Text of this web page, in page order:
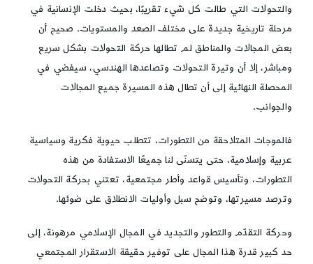
والتحولات التي طالت كل شيء تقريبًا، بحيث دخلت الإنسانية في
مرحلة تاريخية جديدة على مختلف الصعد والمستويات. صحيح أن
بعض المجالات والمناطق لم تطالها حركة التحولات بشكل سريع
ومباشر، إلا أن وتيرة التحولات وتصاعدها الهندسي، سيفضي في
المحصلة النهائية إلى أن تطال هذه المسيرة جميع المجالات
والجوانب.
فالموجات المتلاحقة من التطورات، تتطلب حيوية فكرية وسياسية
عربية وإسلامية، حتى يتسنّى لنا جميعًا الاستفادة من هذه
التطورات، وتأسيس قواعد وأطر مجتمعية، تعتني بحركة التحولات
وترصد مسيرتها، وتوضح سبل وأوليات الانطلاق على ضوئها.
وحركة التقدّم والتطور والتجديد في المجال الإسلامي مرهونة، إلى
حد كبير قدرة هذا المجال على توفير حقيقة الاستقرار المجتمعي